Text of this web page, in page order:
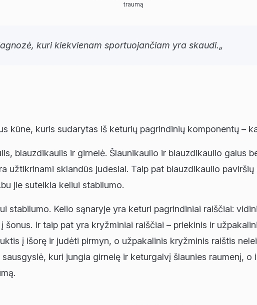
traumą
kuri kiekvienam sportuojančiam yra skaudi.„
kūne, kuris sudarytas iš keturių pagrindinių komponentų –
blauzdikaulis ir girnelė. Šlaunikaulio ir blauzdikaulio galus
užtikrinami sklandūs judesiai. Taip pat blauzdikaulio
jie suteikia keliui stabilumo.
stabilumo. Kelio sąnaryje yra keturi pagrindiniai raiščiai:
Ir taip pat yra kryžminiai raiščiai – priekinis ir
į išorę ir judėti pirmyn, o užpakalinis kryžminis raištis
kuri jungia girnelę ir keturgalvį šlaunies raumenį,